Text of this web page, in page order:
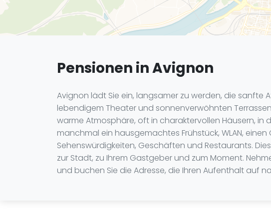
Pensionen in Avignon
Avignon lädt Sie ein, langsamer zu werden, die sanfte
lebendigem Theater und sonnenverwöhnten
warme Atmosphäre, oft in charaktervollen Häusern,
manchmal ein hausgemachtes Frühstück, WLAN,
Sehenswürdigkeiten, Geschäften und Restaurants.
zur Stadt, zu Ihrem Gastgeber und zum Moment.
und buchen Sie die Adresse, die Ihren Aufenthalt auf